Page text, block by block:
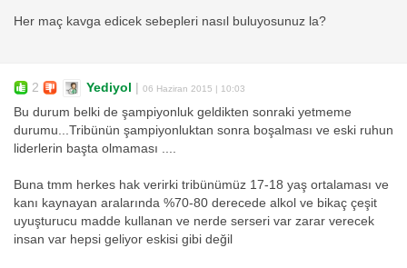
Her maç kavga edicek sebepleri nasıl buluyosunuz la?
2 Yediyol 06 Haziran 2015 | 10:03
Bu durum belki de şampiyonluk geldikten sonraki yetmeme
durumu...Tribünün şampiyonluktan sonra boşalması ve eski ruhun
liderlerin başta olmaması ....
Buna tmm herkes hak verirki tribünümüz 17-18 yaş ortalaması ve
kanı kaynayan aralarında %70-80 derecede alkol ve bikaç çeşit
uyuşturucu madde kullanan ve nerde serseri var zarar verecek
insan var hepsi geliyor eskisi gibi değil